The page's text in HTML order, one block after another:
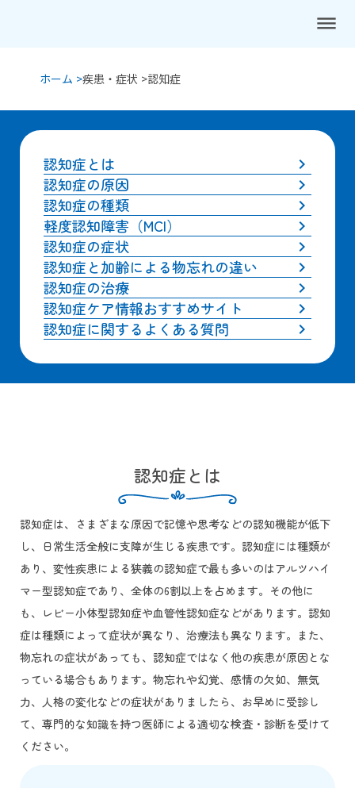
dehaze
ホーム >疾患・症状 >認知症
認知症とは keyboard_arrow_right
認知症の原因 keyboard_arrow_right
認知症の種類 keyboard_arrow_right
軽度認知障害（MCI） keyboard_arrow_right
認知症の症状 keyboard_arrow_right
認知症と加齢による物忘れの違い keyboard_arrow_right
認知症の治療 keyboard_arrow_right
認知症ケア情報おすすめサイト keyboard_arrow_right
認知症に関するよくある質問 keyboard_arrow_right
認知症とは
認知症は、さまざまな原因で記憶や思考などの認知機能が低下
し、日常生活全般に支障が生じる疾患です。認知症には種類が
あり、変性疾患による狭義の認知症で最も多いのはアルツハイ
マー型認知症であり、全体の6割以上を占めます。その他に
も、レビー小体型認知症や血管性認知症などがあります。認知
症は種類によって症状が異なり、治療法も異なります。また、
物忘れの症状があっても、認知症ではなく他の疾患が原因とな
っている場合もあります。物忘れや幻覚、感情の欠如、無気
力、人格の変化などの症状がありましたら、お早めに受診し
て、専門的な知識を持つ医師による適切な検査・診断を受けて
ください。